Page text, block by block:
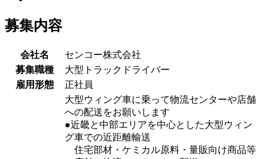
募集内容
会社名
センコー株式会社
募集職種
大型トラックドライバー
雇用形態
正社員
大型ウィング車に乗って物流センターや店舗
への配送をお願いします
●近畿と中部エリアを中心とした大型ウィン
グ車での近距離輸送
住宅部材・ケミカル原料・量販向け商品等